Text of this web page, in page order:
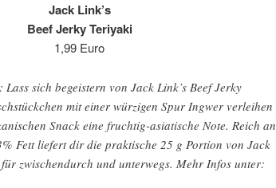
Jack Link’s
Beef Jerky Teriyaki
1,99 Euro
Lass sich begeistern von Jack Link’s Beef Jerky
mit einer würzigen Spur Ingwer verleihen
Snack eine fruchtig-asiatische Note. Reich an
Fett liefert dir die praktische 25 g Portion von Jack
für zwischendurch und unterwegs. Mehr Infos unter: